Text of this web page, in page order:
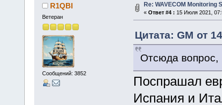
R1QBI
Ветеран
Сообщений: 3852
Re: WAVECOM Monitoring
« Ответ #4 : 15 Июля 2021,
Цитата: GM от
Отсюда вопрос,
Поспрашал
Испания и